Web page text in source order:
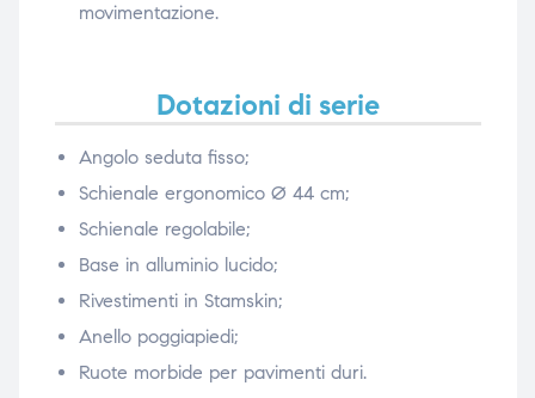
movimentazione.
Dotazioni di serie
Angolo seduta fisso;
Schienale ergonomico Ø 44 cm;
Schienale regolabile;
Base in alluminio lucido;
Rivestimenti in Stamskin;
Anello poggiapiedi;
Ruote morbide per pavimenti duri.